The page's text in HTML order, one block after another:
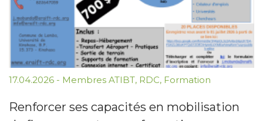
17.04.2026 - Membres ATIBT, RDC, Formation
Renforcer ses capacités en mobilisation